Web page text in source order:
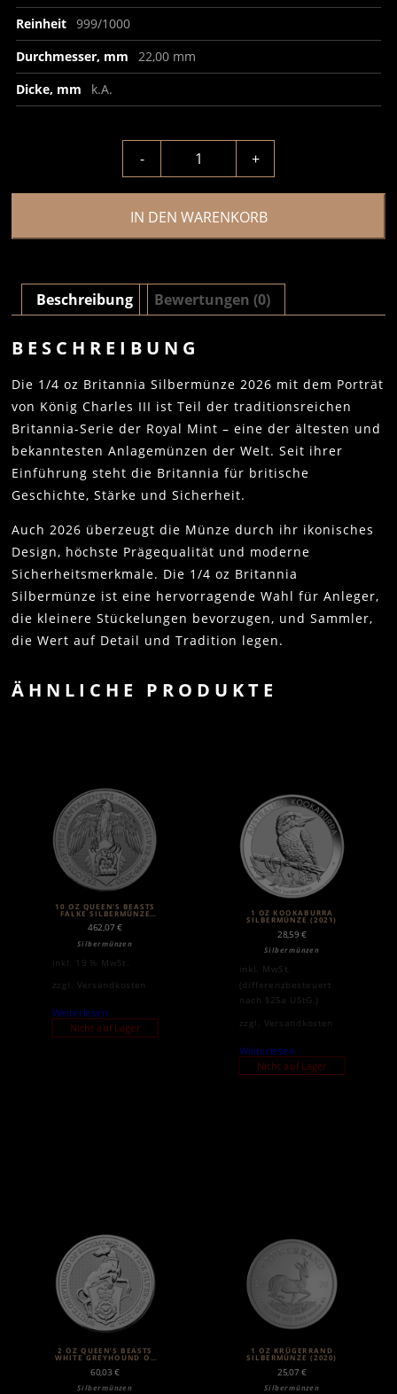
Reinheit 999/1000
Durchmesser, mm
22,00 mm
Dicke, mm
k.A.
- +
IN DEN WARENKORB
Beschreibung Bewertungen (0)
BESCHREIBUNG
Die 1/4 oz Britannia Silbermünze 2026 mit dem Porträt
von König Charles III ist Teil der traditionsreichen
Britannia-Serie der Royal Mint – eine der ältesten und
bekanntesten Anlagemünzen der Welt. Seit ihrer
Einführung steht die Britannia für britische
Geschichte, Stärke und Sicherheit.
Auch 2026 überzeugt die Münze durch ihr ikonisches
Design, höchste Prägequalität und moderne
Sicherheitsmerkmale. Die 1/4 oz Britannia
Silbermünze ist eine hervorragende Wahl für Anleger,
die kleinere Stückelungen bevorzugen, und Sammler,
die Wert auf Detail und Tradition legen.
ÄHNLICHE PRODUKTE
10 OZ QUEEN’S BEASTS
FALKE SILBERMÜNZE
462,07€
Silbermünzen
inkl. 19 % MwSt.
zzgl. Versandkosten
Weiterlesen
Nicht auf Lager
1 OZ KOOKABURRA
SILBERMÜNZE (2021)
28,59€
Silbermünzen
inkl. MwSt.
(differenzbesteuert
nach §25a UStG.)
zzgl. Versandkosten
Weiterlesen
Nicht auf Lager
2 OZ QUEEN’S BEASTS
WHITE GREYHOUND OF
SILBERMÜNZE (2021)
60,03€
Silbermünzen
1 OZ KRÜGERRAND
SILBERMÜNZE (2020)
25,07€
Silbermünzen